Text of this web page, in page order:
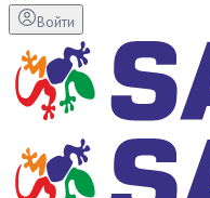
Войти